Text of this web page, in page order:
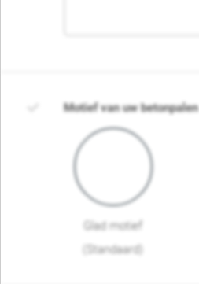
Motief van uw betonpalen
Glad motief
(Standaard)